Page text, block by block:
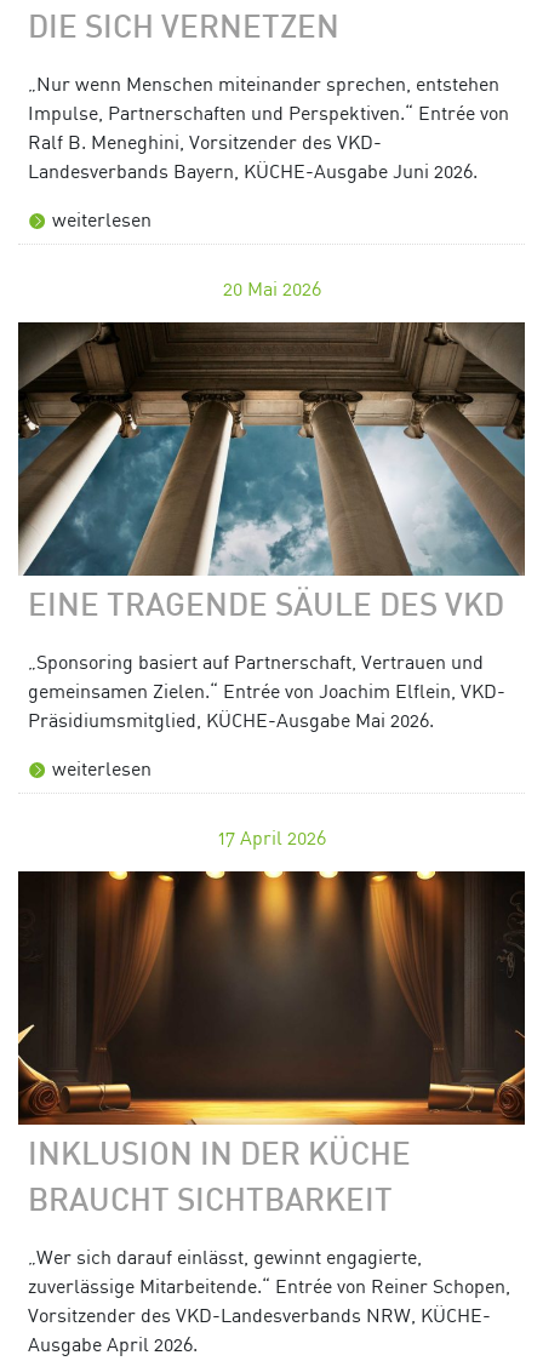
DIE SICH VERNETZEN
„Nur wenn Menschen miteinander sprechen, entstehen
Impulse, Partnerschaften und Perspektiven.“ Entrée von
Ralf B. Meneghini, Vorsitzender des VKD-
Landesverbands Bayern, KÜCHE-Ausgabe Juni 2026.
weiterlesen
20 Mai 2026
EINE TRAGENDE SÄULE DES VKD
„Sponsoring basiert auf Partnerschaft, Vertrauen und
gemeinsamen Zielen.“ Entrée von Joachim Elflein, VKD-
Präsidiumsmitglied, KÜCHE-Ausgabe Mai 2026.
weiterlesen
17 April 2026
INKLUSION IN DER KÜCHE
BRAUCHT SICHTBARKEIT
„Wer sich darauf einlässt, gewinnt engagierte,
zuverlässige Mitarbeitende.“ Entrée von Reiner Schopen,
Vorsitzender des VKD-Landesverbands NRW, KÜCHE-
Ausgabe April 2026.